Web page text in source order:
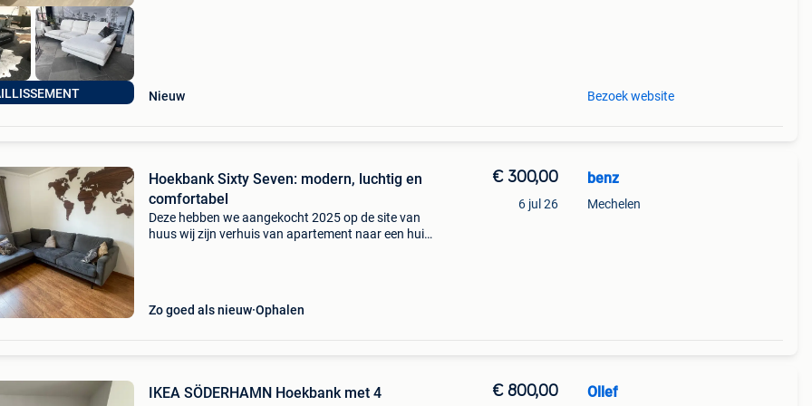
Nieuw Bezoek website
Hoekbank Sixty Seven: modern, luchtig en
comfortabel
Deze hebben we aangekocht 2025 op de site van
huus wij zijn verhuis van apartement naar een huis
Zo goed als nieuw Ophalen
€ 300,00
6 jul 26
benz
Mechelen
IKEA SÖDERHAMN Hoekbank met 4
€ 800,00 Ollef